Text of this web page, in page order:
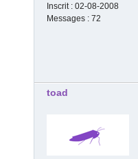
Inscrit : 02-08-2008
Messages : 72
toad